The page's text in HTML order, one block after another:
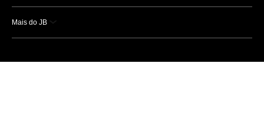
Mais do JB
Esportes